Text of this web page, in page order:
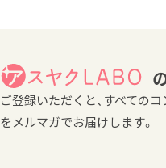
ご登録いただくと、すべての
をメルマガでお届けします。